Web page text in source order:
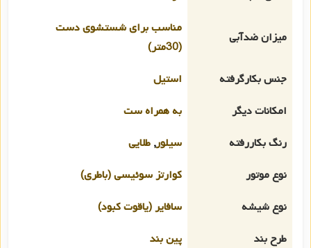
میزان ضدآبی
مناسب برای شستشوی دست
(30متر)
جنس بکارگرفته
استیل
امکانات دیگر
به همراه ست
رنگ بکاررفته
سیلور, طلایی
نوع موتور
کوارتز سوئیسی (باطری)
نوع شیشه
سافایر (یاقوت کبود)
طرح بند
پین بند